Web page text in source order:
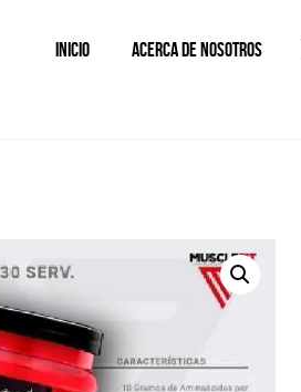
INICIO ACERCA DE NOSOTROS